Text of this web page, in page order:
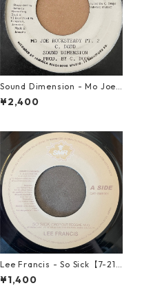
Sound Dimension - Mo Joe
Rock Steady【7-21087】
¥2,400
Lee Francis - So Sick【7-219
25】
¥1,400